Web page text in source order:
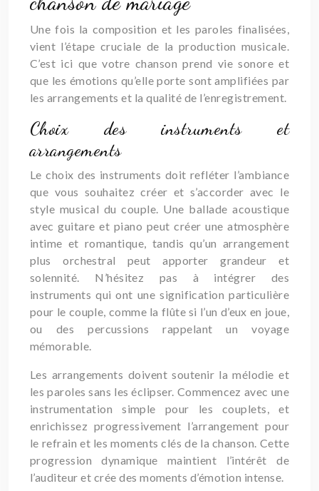
Une fois la composition et les paroles finalisées,
vient l’étape cruciale de la production musicale.
C’est ici que votre chanson prend vie sonore et
que les émotions qu’elle porte sont amplifiées par
les arrangements et la qualité de l’enregistrement.
Choix des instruments et
arrangements
Le choix des instruments doit refléter l’ambiance
que vous souhaitez créer et s’accorder avec le
style musical du couple. Une ballade acoustique
avec guitare et piano peut créer une atmosphère
intime et romantique, tandis qu’un arrangement
plus orchestral peut apporter grandeur et
solennité. N’hésitez pas à intégrer des
instruments qui ont une signification particulière
pour le couple, comme la flûte si l’un d’eux en joue,
ou des percussions rappelant un voyage
mémorable.
Les arrangements doivent soutenir la mélodie et
les paroles sans les éclipser. Commencez avec une
instrumentation simple pour les couplets, et
enrichissez progressivement l’arrangement pour
le refrain et les moments clés de la chanson. Cette
progression dynamique maintient l’intérêt de
l’auditeur et crée des moments d’émotion intense.